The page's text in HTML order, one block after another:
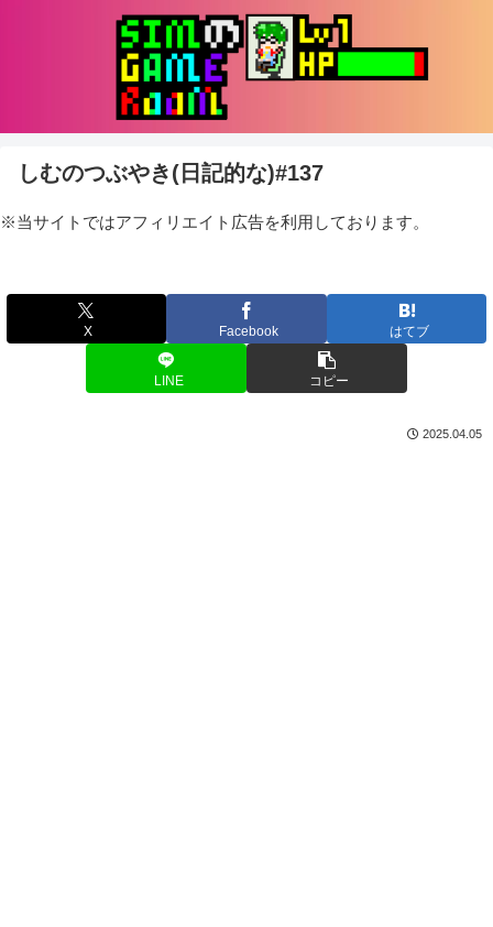
しむのつぶやき(日記的な)#137
※当サイトではアフィリエイト広告を利用しております。
X Facebook はてブ
LINE コピー
2025.04.05